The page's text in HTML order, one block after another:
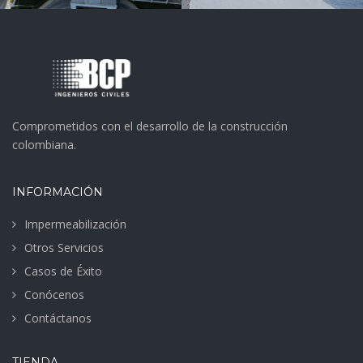
Comprometidos con el desarrollo de la construcción
colombiana.
INFORMACIÓN
Impermeabilización
Otros Servicios
Casos de Éxito
Conócenos
Contáctanos